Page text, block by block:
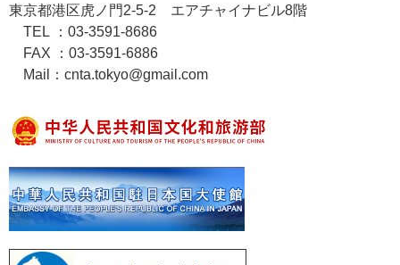
東京都港区虎ノ門2-5-2 エアチャイナビル8階
TEL ：03-3591-8686
FAX ：03-3591-6886
Mail：cnta.tokyo@gmail.com